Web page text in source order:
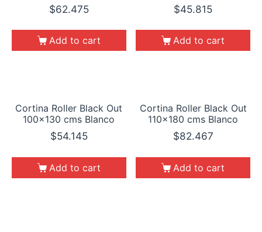
$62.475
Add to cart
$45.815
Add to cart
Cortina Roller Black Out
100×130 cms Blanco
$54.145
Add to cart
Cortina Roller Black Out
110×180 cms Blanco
$82.467
Add to cart